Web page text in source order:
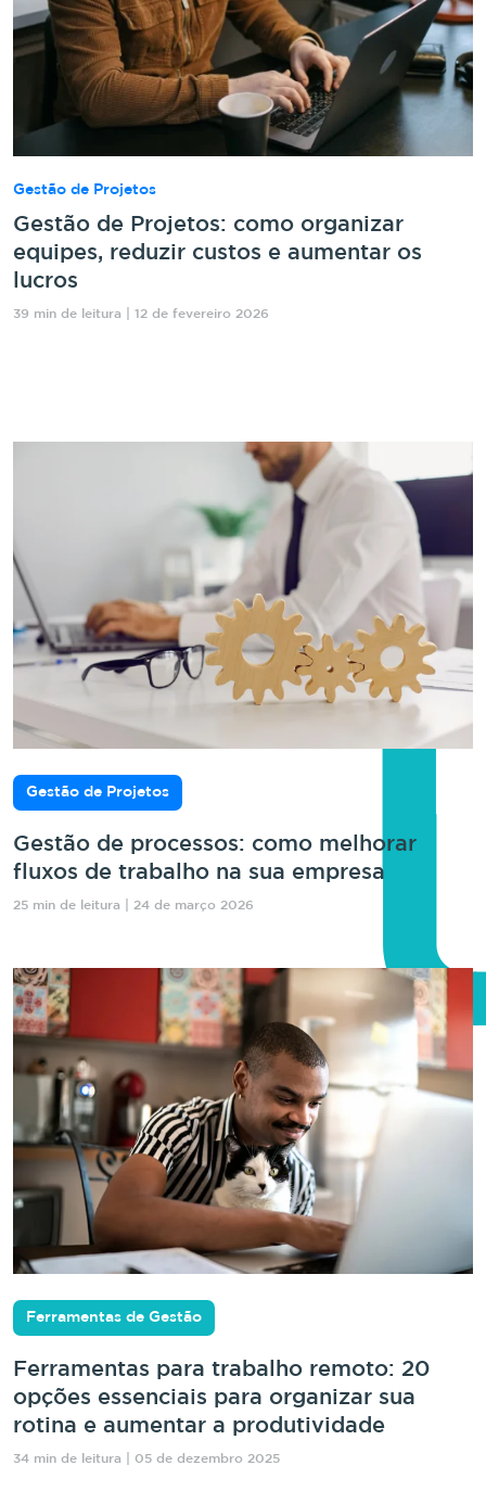
Gestão de Projetos
Gestão de Projetos: como organizar
equipes, reduzir custos e aumentar os
lucros
39 min de leitura | 12 de fevereiro 2026
Gestão de Projetos
Gestão de processos: como melhorar
fluxos de trabalho na sua empresa
25 min de leitura | 24 de março 2026
Ferramentas de Gestão
Ferramentas para trabalho remoto: 20
opções essenciais para organizar sua
rotina e aumentar a produtividade
34 min de leitura | 05 de dezembro 2025